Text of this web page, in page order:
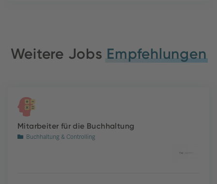
Weitere Jobs Empfehlungen
Mitarbeiter für die Buchhaltung
Buchhaltung & Controlling